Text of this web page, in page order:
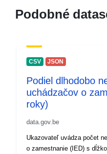
Katalógový
Zemepisné
pokrytie:
Podobné
CSV JSON
Podiel dlhodobo
uchádzačov o
roky)
data.gov.be
Ukazovateľ uvádza počet
o zamestnanie (IED) s